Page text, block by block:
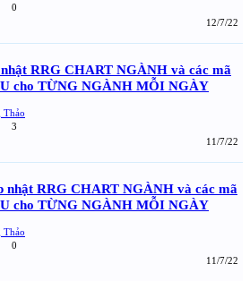
0
12/7/22
RRG CHART NGÀNH và các mã
cho TỪNG NGÀNH MỖI NGÀY
Thảo
3
11/7/22
nhật RRG CHART NGÀNH và các mã
cho TỪNG NGÀNH MỖI NGÀY
Thảo
0
11/7/22